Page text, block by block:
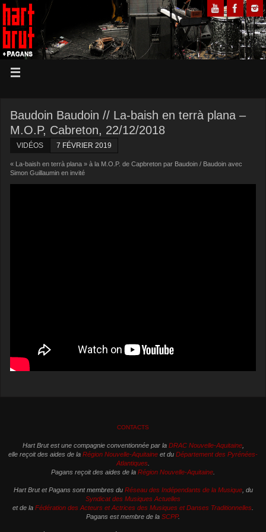
Baudoin Baudoin // La-baish en terrà plana –
M.O.P, Cabreton, 22/12/2018
VIDÉOS 7 FÉVRIER 2019
« La-baish en terrà plana » à la M.O.P. de Capbreton par Baudoin / Baudoin avec
Simon Guillaumin en invité
CONTACTS
Hart Brut est une compagnie conventionnée par la DRAC Nouvelle-Aquitaine,
elle reçoit des aides de la Région Nouvelle-Aquitaine et du Département des Pyrénées-
Atlantiques
Pagans reçoit des aides de la Région Nouvelle-Aquitaine
Hart Brut et Pagans sont membres du Réseau des Indépendants de la Musique, du
Syndicat des Musiques Actuelles
et de la Fédération des Acteurs et Actrices des Musiques et Danses Traditionnelles
Pagans est membre de la SCPP.